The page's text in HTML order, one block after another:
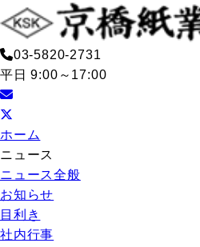
03-5820-2731
平日 9:00～17:00
ホーム
ニュース
ニュース全般
お知らせ
目利き
社内行事